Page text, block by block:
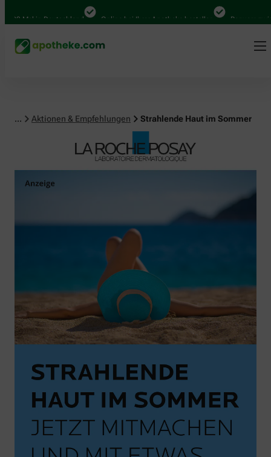
in Deutschland Online bei Ihrer Apotheke bestellen Bequem
... Aktionen & Empfehlungen Strahlende Haut im Sommer